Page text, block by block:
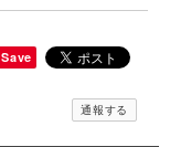
Save
通報する